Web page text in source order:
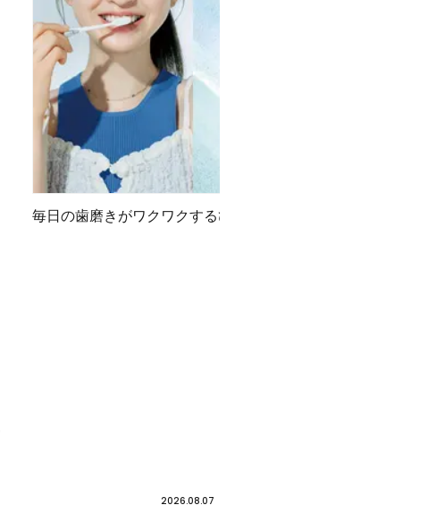
毎日の歯磨きがワクワクするひと時に！
2026.08.07